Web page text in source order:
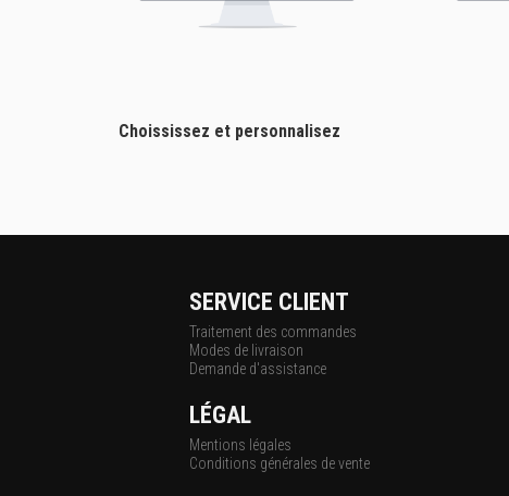
Choississez et personnalisez
SERVICE CLIENT
Traitement des commandes
Modes de livraison
Demande d'assistance
LÉGAL
Mentions légales
Conditions générales de vente